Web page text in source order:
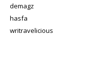
demagz
hasfa
writravelicious